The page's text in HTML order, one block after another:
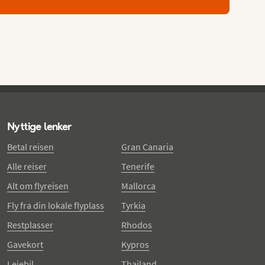
Nyttige lenker
Betal reisen
Alle reiser
Alt om flyreisen
Fly fra din lokale flyplass
Restplasser
Gavekort
Gran Canaria
Tenerife
Mallorca
Tyrkia
Rhodos
Kypros